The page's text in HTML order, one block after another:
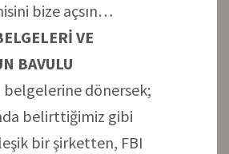
bize açsın…
VE
BAVULU
belgelerine dönersek;
belirttiğimiz gibi
bir şirketten, FBI